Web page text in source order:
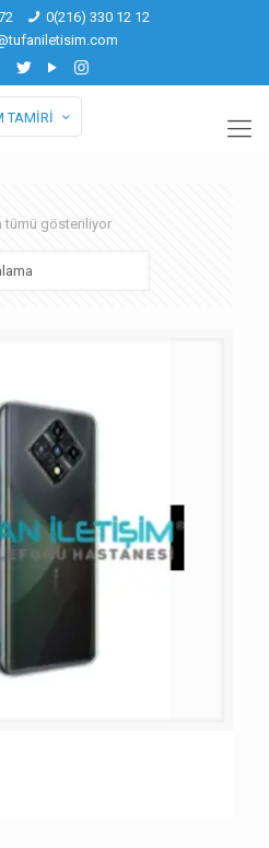
0(216) 330 12 12
TAMİRİ
tümü gösteriliyor